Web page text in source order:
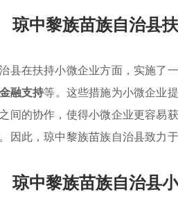
琼中黎族苗族自治县
县在扶持小微企业方面，实施了
金融支持等。这些措施为小微企业
间的协作，使得小微企业更容易
因此，琼中黎族苗族自治县致力
琼中黎族苗族自治县